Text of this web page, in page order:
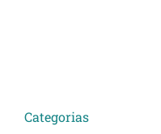
Categorias